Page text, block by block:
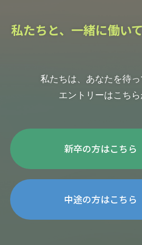
私たちと、一緒に働い
私たちは、あなたを待っ
エントリーはこちら
新卒の方はこちら
中途の方はこちら